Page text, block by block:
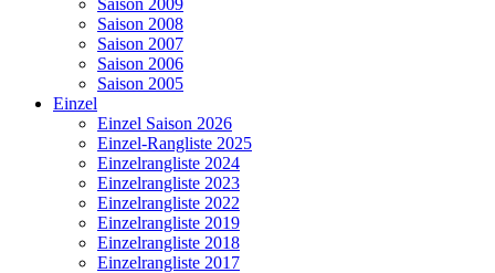
Saison 2009
Saison 2008
Saison 2007
Saison 2006
Saison 2005
Einzel
Einzel Saison 2026
Einzel-Rangliste 2025
Einzelrangliste 2024
Einzelrangliste 2023
Einzelrangliste 2022
Einzelrangliste 2019
Einzelrangliste 2018
Einzelrangliste 2017